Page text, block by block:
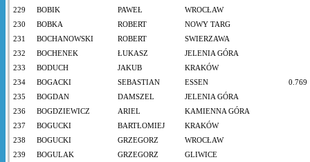
229
BOBIK PAWEŁ
WROCŁAW
230
BOBKA ROBERT
NOWY TARG
231
BOCHANOWSKI ROBERT
SWIERZAWA
232
BOCHENEK ŁUKASZ
JELENIA GÓRA
233
BODUCH JAKUB
KRAKÓW
234
BOGACKI SEBASTIAN ESSEN
0.769
235
BOGDAN DAMSZEL
JELENIA GÓRA
236
BOGDZIEWICZ ARIEL
KAMIENNA GÓRA
237
BOGUCKI BARTŁOMIEJ
KRAKÓW
238
BOGUCKI GRZEGORZ
WROCŁAW
239
BOGULAK GRZEGORZ
GLIWICE